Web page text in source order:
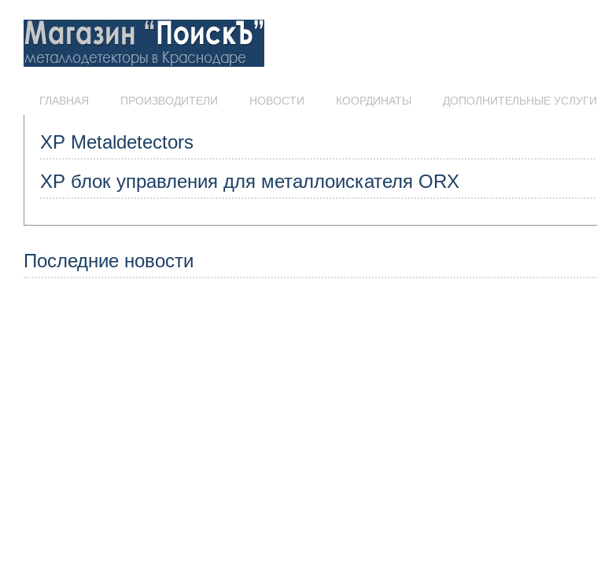
ГЛАВНАЯ ПРОИЗВОДИТЕЛИ НОВОСТИ КООРДИНАТЫ ДОПОЛНИТЕЛЬНЫЕ УСЛУГИ
XP Metaldetectors
XP блок управления для металлоискателя ORX
Последние новости